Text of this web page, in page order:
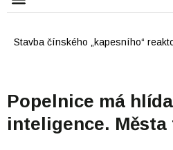
Offshore větrné elektrárny v USA
Popelnice má
inteligence.